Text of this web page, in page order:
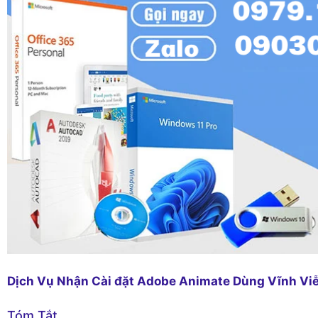
Dịch Vụ Nhận Cài đặt Adobe Animate Dùng Vĩnh